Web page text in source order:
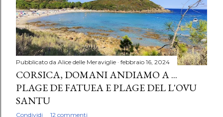
Pubblicato da Alice delle Meraviglie febbraio 16, 2024
CORSICA, DOMANI ANDIAMO A ...
PLAGE DE FATUEA E PLAGE DEL L'OVU
SANTU
Condividi 12 commenti